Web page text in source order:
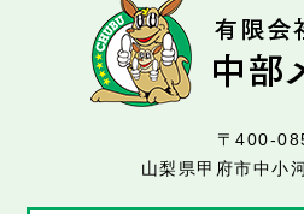
〒400-
山梨県甲府市中小